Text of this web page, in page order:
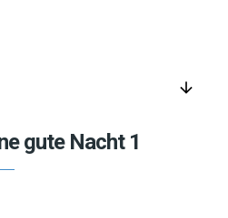
arrow_downward
gute Nacht 1